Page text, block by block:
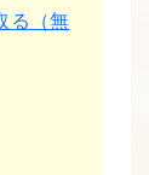
る（無